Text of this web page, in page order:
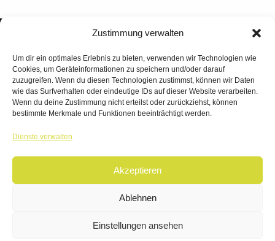
Zustimmung verwalten
Um dir ein optimales Erlebnis zu bieten, verwenden wir Technologien wie
Cookies, um Geräteinformationen zu speichern und/oder darauf
zuzugreifen. Wenn du diesen Technologien zustimmst, können wir Daten
wie das Surfverhalten oder eindeutige IDs auf dieser Website verarbeiten.
Wenn du deine Zustimmung nicht erteilst oder zurückziehst, können
bestimmte Merkmale und Funktionen beeinträchtigt werden.
Dienste verwalten
Akzeptieren
Ablehnen
Einstellungen ansehen
© 2026 | TANZWERK
DATENSCHUTZ